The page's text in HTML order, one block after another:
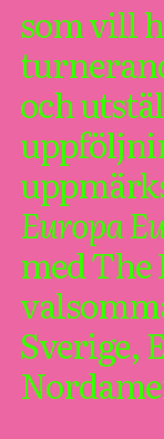
som vill
och
Europa
med
Sverige,